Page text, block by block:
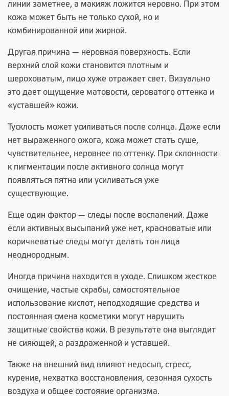
линии заметнее, а макияж ложится неровно. При этом
кожа может быть не только сухой, но и
комбинированной или жирной.
Другая причина — неровная поверхность. Если
верхний слой кожи становится плотным и
шероховатым, лицо хуже отражает свет. Визуально
это дает ощущение матовости, сероватого оттенка и
«уставшей» кожи.
Тусклость может усиливаться после солнца. Даже если
нет выраженного ожога, кожа может стать суше,
чувствительнее, неровнее по оттенку. При склонности
к пигментации после активного солнца могут
появляться пятна или усиливаться уже
существующие.
Еще один фактор — следы после воспалений. Даже
если активных высыпаний уже нет, красноватые или
коричневатые следы могут делать тон лица
неоднородным.
Иногда причина находится в уходе. Слишком жесткое
очищение, частые скрабы, самостоятельное
использование кислот, неподходящие средства и
постоянная смена косметики могут нарушить
защитные свойства кожи. В результате она выглядит
не сияющей, а раздраженной и уставшей.
Также на внешний вид влияют недосып, стресс,
курение, нехватка восстановления, сезонная сухость
воздуха и общее состояние организма.